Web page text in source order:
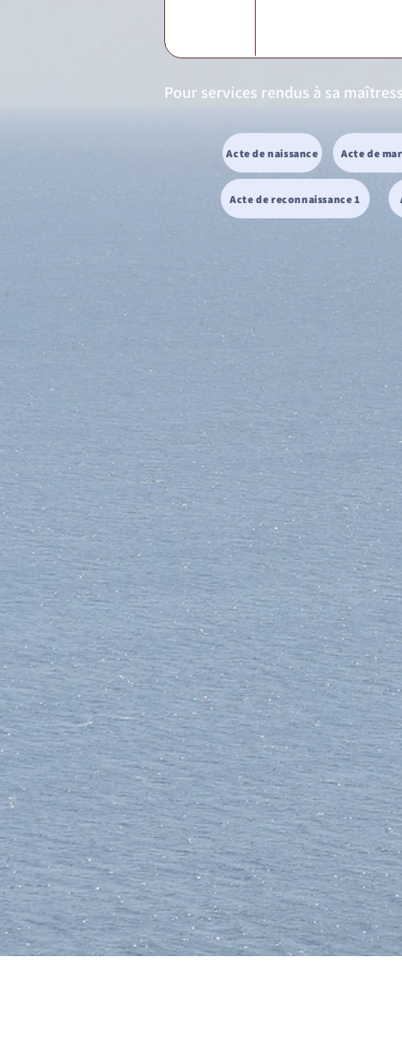
Pour services rendus à sa
Acte de naissance Acte de
Acte de reconnaissance 1